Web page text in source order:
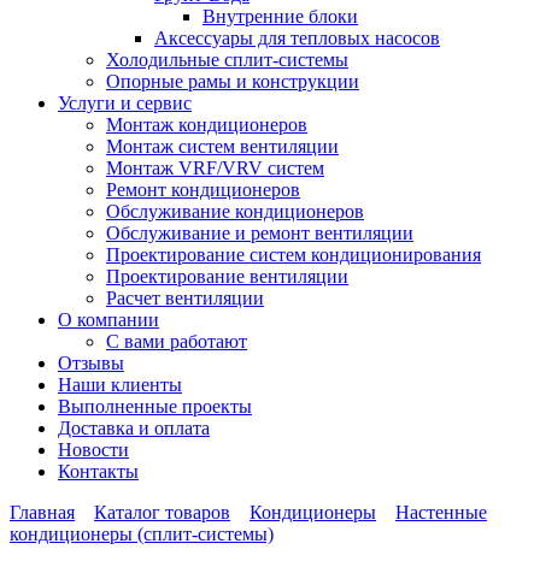
Внутренние блоки
Аксессуары для тепловых насосов
Холодильные сплит-системы
Опорные рамы и конструкции
Услуги и сервис
Монтаж кондиционеров
Монтаж систем вентиляции
Монтаж VRF/VRV систем
Ремонт кондиционеров
Обслуживание кондиционеров
Обслуживание и ремонт вентиляции
Проектирование систем кондиционирования
Проектирование вентиляции
Расчет вентиляции
О компании
С вами работают
Отзывы
Наши клиенты
Выполненные проекты
Доставка и оплата
Новости
Контакты
Главная
Каталог товаров Кондиционеры
Настенные
кондиционеры (сплит-системы)